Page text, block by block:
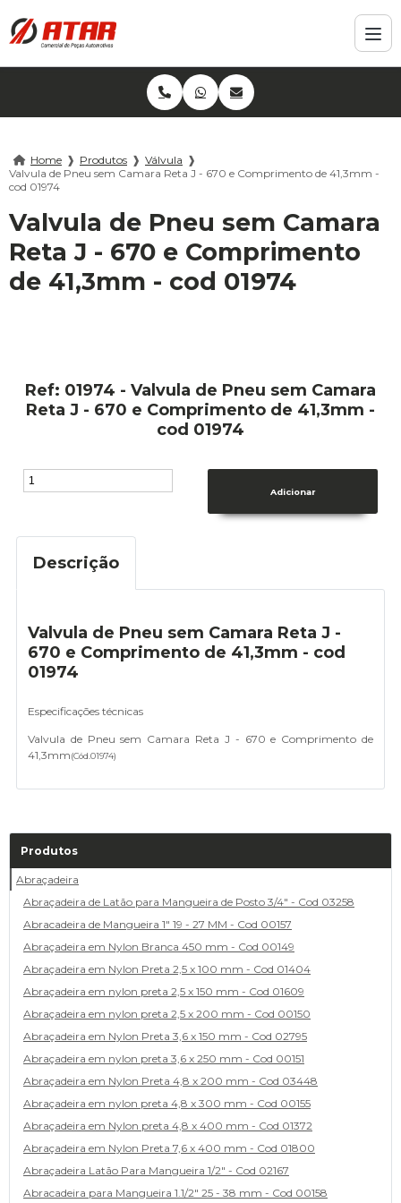
Home ❱ Produtos ❱ Válvula ❱
Valvula de Pneu sem Camara Reta J - 670 e Comprimento de 41,3mm -
cod 01974
Valvula de Pneu sem Camara
Reta J - 670 e Comprimento
de 41,3mm - cod 01974
Ref: 01974 - Valvula de Pneu sem Camara
Reta J - 670 e Comprimento de 41,3mm -
cod 01974
Descrição
Valvula de Pneu sem Camara Reta J -
670 e Comprimento de 41,3mm - cod
01974
Especificações técnicas
Valvula de Pneu sem Camara Reta J - 670 e Comprimento de
41,3mm(Cód.01974)
Produtos
Abraçadeira
Abraçadeira de Latão para Mangueira de Posto 3/4" - Cod 03258
Abracadeira de Mangueira 1" 19 - 27 MM - Cod 00157
Abraçadeira em Nylon Branca 450 mm - Cod 00149
Abraçadeira em Nylon Preta 2,5 x 100 mm - Cod 01404
Abraçadeira em nylon preta 2,5 x 150 mm - Cod 01609
Abraçadeira em nylon preta 2,5 x 200 mm - Cod 00150
Abraçadeira em Nylon Preta 3,6 x 150 mm - Cod 02795
Abraçadeira em nylon preta 3,6 x 250 mm - Cod 00151
Abraçadeira em Nylon Preta 4,8 x 200 mm - Cod 03448
Abraçadeira em nylon preta 4,8 x 300 mm - Cod 00155
Abraçadeira em Nylon preta 4,8 x 400 mm - Cod 01372
Abraçadeira em Nylon Preta 7,6 x 400 mm - Cod 01800
Abraçadeira Latão Para Mangueira 1/2" - Cod 02167
Abracadeira para Mangueira 1.1/2" 25 - 38 mm - Cod 00158